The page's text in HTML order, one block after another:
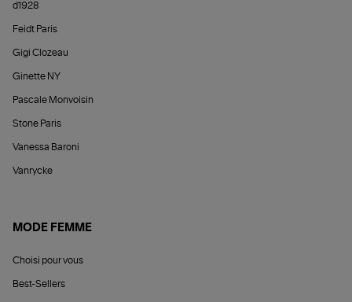
d1928
Feidt Paris
Gigi Clozeau
Ginette NY
Pascale Monvoisin
Stone Paris
Vanessa Baroni
Vanrycke
MODE FEMME
Choisi pour vous
Best-Sellers